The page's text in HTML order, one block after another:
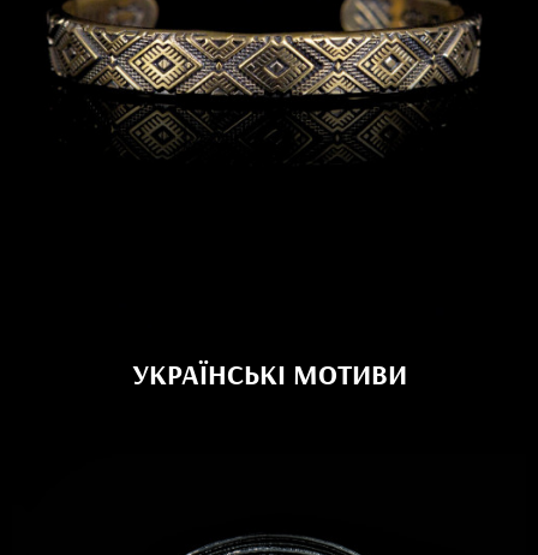
УКРАЇНСЬКІ МОТИВИ